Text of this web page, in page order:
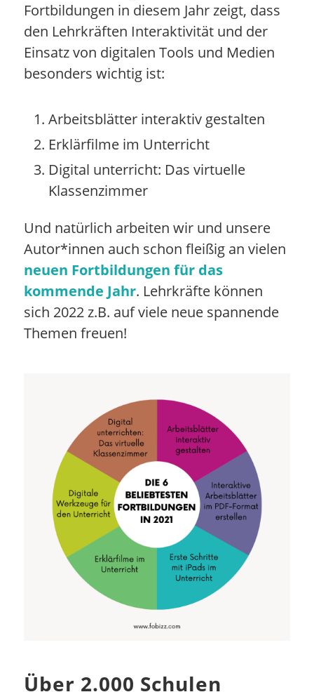
Fortbildungen in diesem Jahr zeigt, dass
den Lehrkräften Interaktivität und der
Einsatz von digitalen Tools und Medien
besonders wichtig ist:
Arbeitsblätter interaktiv gestalten
Erklärfilme im Unterricht
Digital unterricht: Das virtuelle
Klassenzimmer
Und natürlich arbeiten wir und unsere
Autor*innen auch schon fleißig an vielen
neuen Fortbildungen für das
kommende Jahr. Lehrkräfte können
sich 2022 z.B. auf viele neue spannende
Themen freuen!
Über 2.000 Schulen